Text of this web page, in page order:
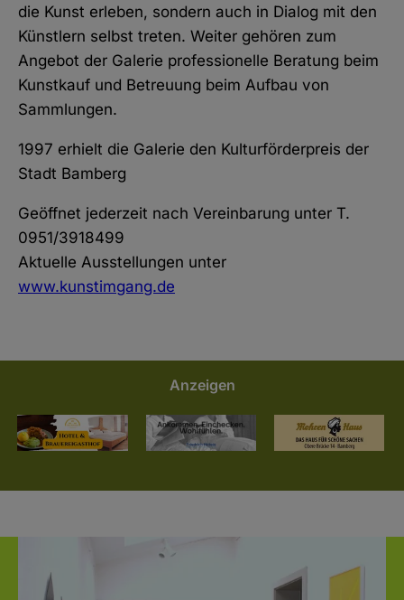
die Kunst erleben, sondern auch in Dialog mit den
Künstlern selbst treten. Weiter gehören zum
Angebot der Galerie professionelle Beratung beim
Kunstkauf und Betreuung beim Aufbau von
Sammlungen.
1997 erhielt die Galerie den Kulturförderpreis der
Stadt Bamberg
Geöffnet jederzeit nach Vereinbarung unter T.
0951/3918499
Aktuelle Ausstellungen unter
www.kunstimgang.de
Anzeigen